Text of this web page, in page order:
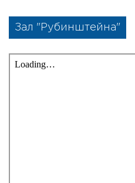
Зал "Рубинштейна"